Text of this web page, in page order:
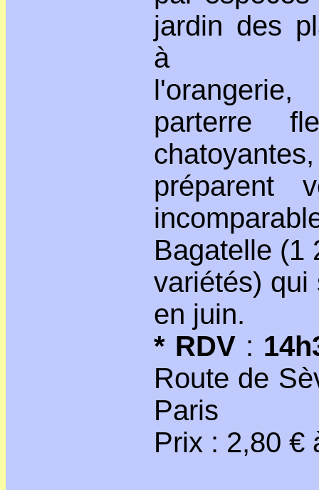
jardin des
à
parterre
chatoyantes,
préparent
Bagatelle (1
variétés) qui
en juin.
* RDV :
Route de
Paris
Prix : 2,80 €